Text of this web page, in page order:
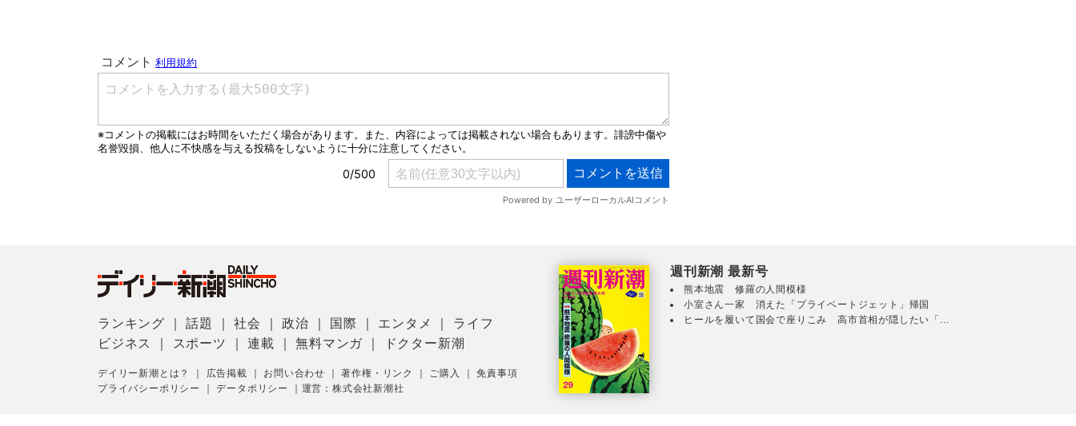
ランキング ｜話題 ｜社会 ｜政治 国際 エンタメ
ライフ
ビジネス
スポーツ ｜連載 ｜無料マンガ ドクター新潮
デイリー新潮とは？ 広告掲載 お問い合わせ ｜著作権・リンク ご購入 ｜免責事項
プライバシーポリシー
｜データポリシー 運営：株式会社新潮社
週刊新潮 最新号
熊本地震 修羅の人間模様
小室さん一家 消えた「プライベートジェット」帰国
ヒールを履いて国会で座りこみ 高市首相が隠したい「...